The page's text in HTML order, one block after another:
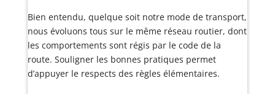
Bien entendu, quelque soit notre mode de transport,
nous évoluons tous sur le même réseau routier, dont
les comportements sont régis par le code de la
route. Souligner les bonnes pratiques permet
d’appuyer le respects des règles élémentaires.